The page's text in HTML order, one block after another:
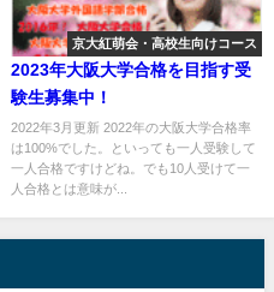
京大紅萌会・高校生向けコース
2023年大阪大学合格を目指す受
験生募集中！
2022年3月更新 2022年の大阪大学合格率
は100%でした。といっても一人受験して
一人合格ですけどね。でも10人受けて一
人合格とは意味が...